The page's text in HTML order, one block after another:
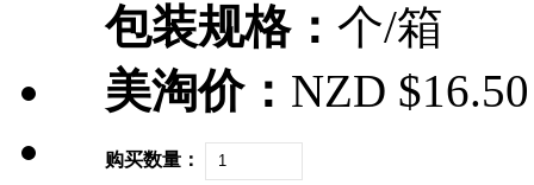
包装规格： 个/箱
美淘价： NZD $16.50
购买数量：